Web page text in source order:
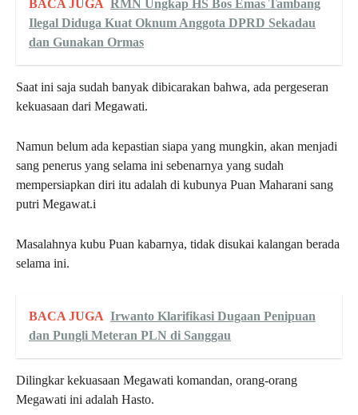
BACA JUGA
RMN Ungkap HS Bos Emas Tambang
Ilegal Diduga Kuat Oknum Anggota DPRD Sekadau
dan Gunakan Ormas
Saat ini saja sudah banyak dibicarakan bahwa, ada pergeseran
kekuasaan dari Megawati.
Namun belum ada kepastian siapa yang mungkin, akan menjadi
sang penerus yang selama ini sebenarnya yang sudah
mempersiapkan diri itu adalah di kubunya Puan Maharani sang
putri Megawat.i
Masalahnya kubu Puan kabarnya, tidak disukai kalangan berada
selama ini.
BACA JUGA Irwanto Klarifikasi Dugaan Penipuan
dan Pungli Meteran PLN di Sanggau
Dilingkar kekuasaan Megawati komandan, orang-orang
Megawati ini adalah Hasto.